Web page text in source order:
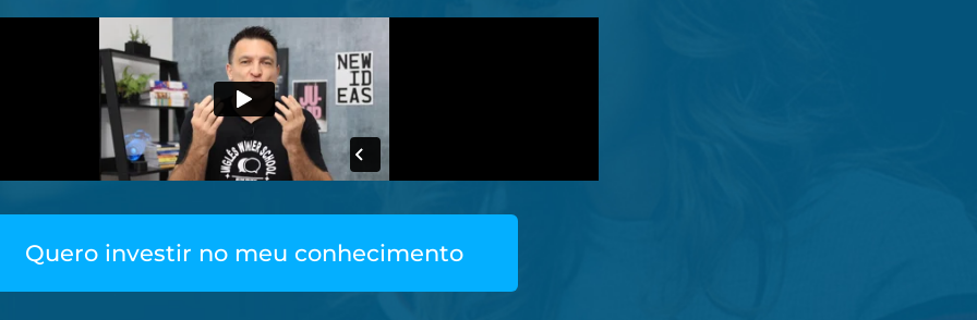
Quero investir no meu conhecimento